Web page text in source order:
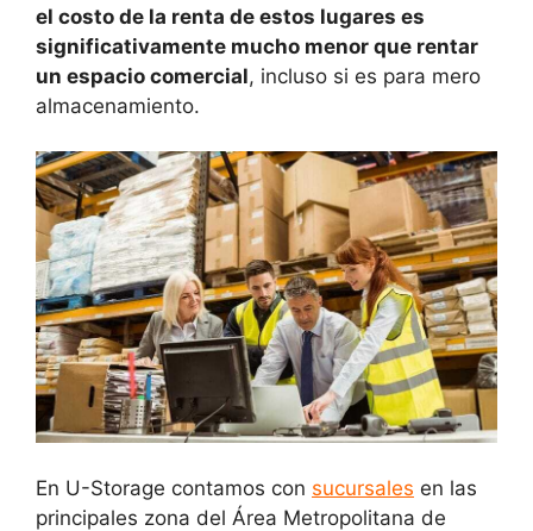
el costo de la renta de estos lugares es
significativamente mucho menor que rentar
un espacio comercial, incluso si es para mero
almacenamiento.
En U-Storage contamos con sucursales en las
principales zona del Área Metropolitana de